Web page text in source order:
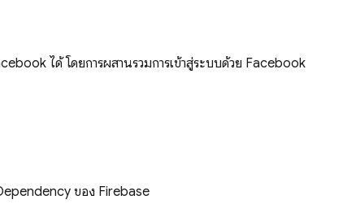
ได้ โดยการผสานรวมการเข้าสู่ระบบด้วย Facebook
ของ Firebase